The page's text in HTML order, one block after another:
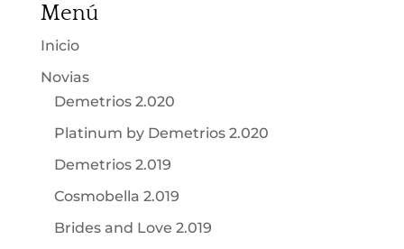
Menú
Inicio
Novias
Demetrios 2.020
Platinum by Demetrios 2.020
Demetrios 2.019
Cosmobella 2.019
Brides and Love 2.019